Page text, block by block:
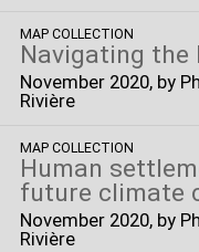
MAP COLLECTION
Navigating the
November 2020, by
Rivière
MAP COLLECTION
Human
future climate
November 2020, by
Rivière